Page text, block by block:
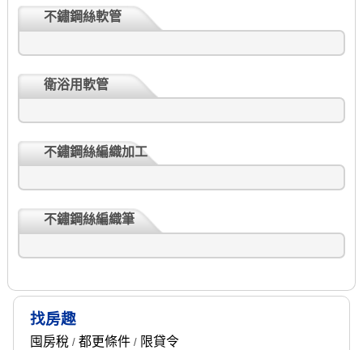
不鏽鋼絲軟管
衛浴用軟管
不鏽鋼絲編織加工
不鏽鋼絲編織筆
找房趣
囤房稅 / 都更條件/ 限貸令